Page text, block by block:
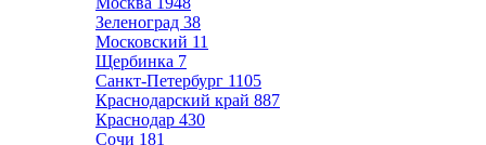
Зеленоград 38
Московский 11
Щербинка 7
Санкт-Петербург 1105
Краснодарский край 887
Краснодар 430
Сочи 181